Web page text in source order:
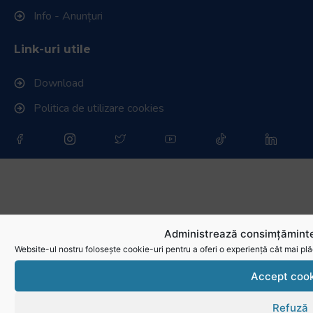
Administrează
Website-ul nostru folosește cookie-uri pentru a oferi o experiență cât mai
Accept
Refuză
Info - Anunțuri
Link-uri utile
Download
Politica de utilizare cookies